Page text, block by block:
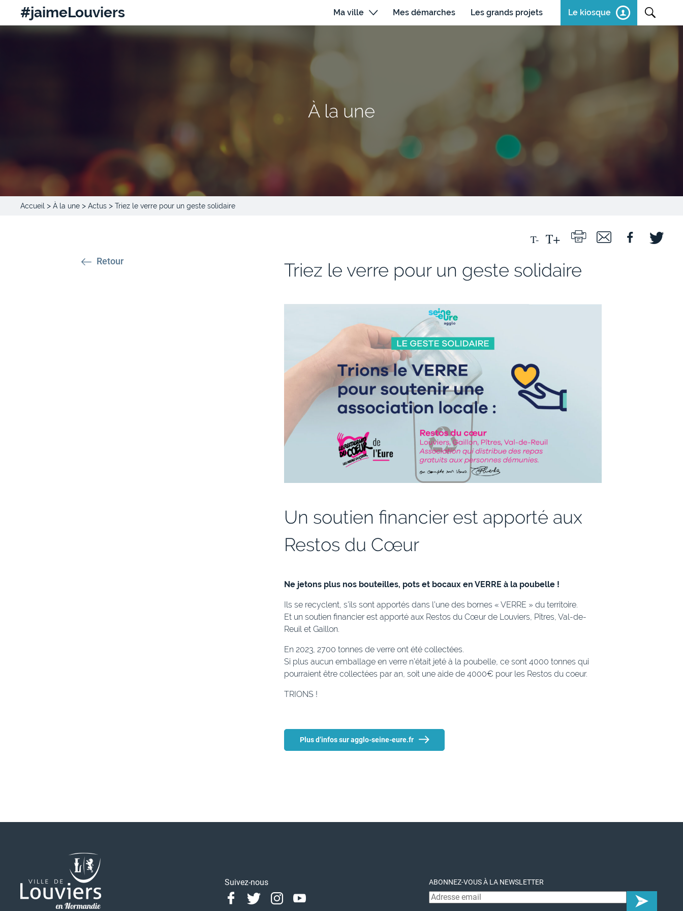
#jaimeLouviers Ma ville Mes démarches Les grands projets Le kiosque
À la une
Accueil > À la une > Actus > Triez le verre pour un geste solidaire
Retour Triez le verre pour un geste solidaire
Un soutien financier est apporté aux
Restos du Cœur
Ne jetons plus nos bouteilles, pots et bocaux en VERRE à la poubelle !
Ils se recyclent, s’ils sont apportés dans l’une des bornes « VERRE » du territoire.
Et un soutien financier est apporté aux Restos du Cœur de Louviers, Pîtres, Val-de-
Reuil et Gaillon.
En 2023, 2700 tonnes de verre ont été collectées.
Si plus aucun emballage en verre n’était jeté à la poubelle, ce sont 4000 tonnes qui
pourraient être collectées par an, soit une aide de 4000€ pour les Restos du coeur.
TRIONS !
Plus d’infos sur agglo-seine-eure.fr
Suivez-nous
FacebookTwitterInstagramYoutube
ABONNEZ-VOUS À LA NEWSLETTER